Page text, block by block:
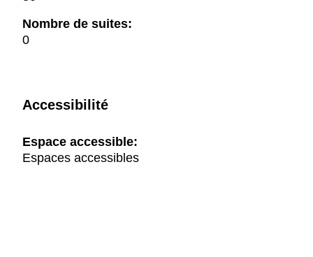
Nombre de suites:
0
Accessibilité
Espace accessible:
Espaces accessibles